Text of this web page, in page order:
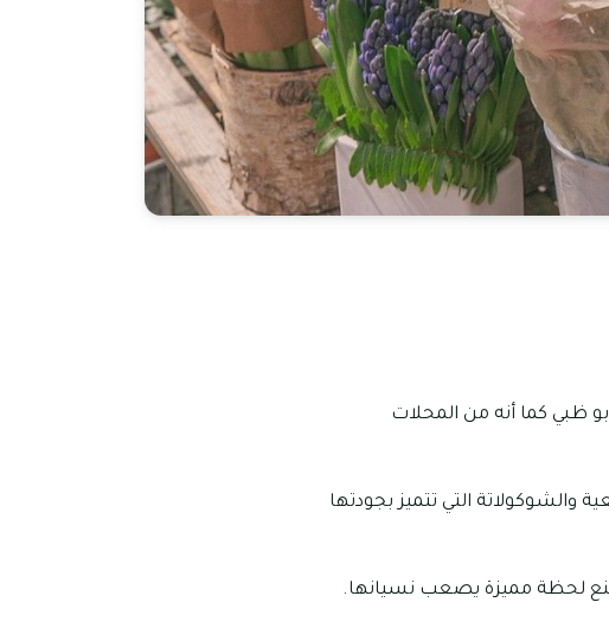
ظبي كما أنه من المحلات
والشوكولاتة التي تتميز بجودتها
صنع لحظة مميزة يصعب نسيانها.